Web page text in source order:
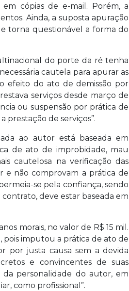
cópias de e-mail. Porém, a
Ainda, a suposta apuração
torna questionável a forma do
do porte da ré tenha
cautela para apurar as
efeito do ato de demissão por
serviços desde março de
ou suspensão por prática de
prestação de serviços”.
ao autor está baseada em
de ato de improbidade, mau
cautelosa na verificação das
e não comprovam a prática de
se pela confiança, sendo
deve estar baseada em
morais, no valor de R$ 15 mil.
pois imputou a prática de ato de
por justa causa sem a devida
e convincentes de suas
personalidade do autor, em
como profissional”.